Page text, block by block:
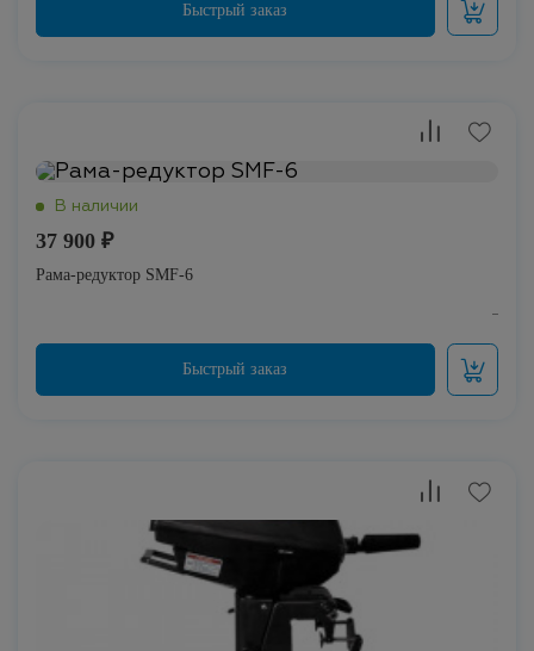
37 900 ₽
Рама-редуктор SMF-6